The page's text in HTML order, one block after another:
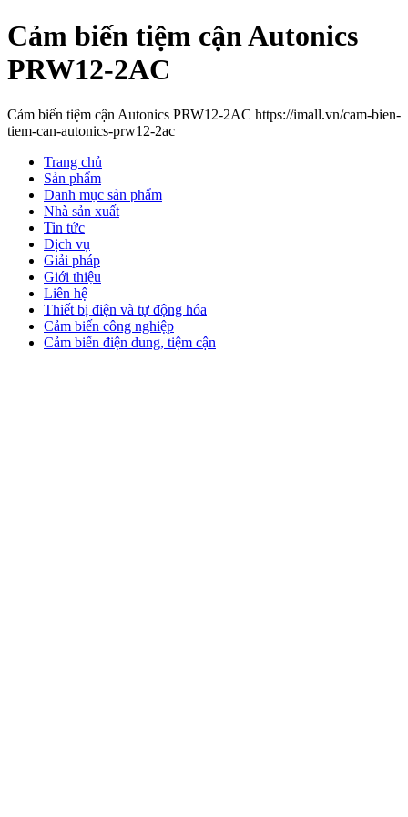
Cảm biến tiệm cận Autonics
PRW12-2AC
Cảm biến tiệm cận Autonics PRW12-2AC https://imall.vn/cam-bien-
tiem-can-autonics-prw12-2ac
Trang chủ
Sản phẩm
Danh mục sản phẩm
Nhà sản xuất
Tin tức
Dịch vụ
Giải pháp
Giới thiệu
Liên hệ
Thiết bị điện và tự động hóa
Cảm biến công nghiệp
Cảm biến điện dung, tiệm cận